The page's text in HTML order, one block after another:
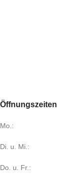
Öffnungszeiten
Mo.:
Di. u. Mi.:
Do. u. Fr.: